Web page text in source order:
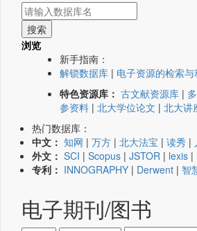
浏览
新手指南：
解锁数据库 | 电子资源的检索与
特色资源库： 古文献资源库 |
参资料 | 北大学位论文 | 北大讲
热门数据库：
中文： 知网 | 万方 | 北大法宝 | 读秀 |
外文： SCI | Scopus | JSTOR | lexis |
专利： INNOGRAPHY | Derwent | 智
电子期刊/图书